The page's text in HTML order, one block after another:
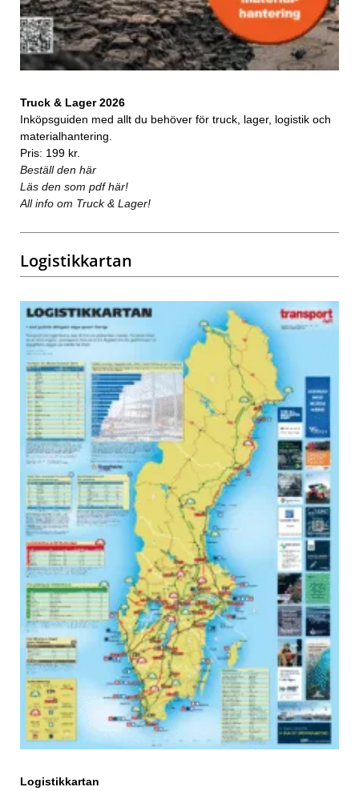
Truck & Lager 2026
Inköpsguiden med allt du behöver för truck, lager, logistik och
materialhantering.
Pris: 199 kr.
Beställ den här
Läs den som pdf här!
All info om Truck & Lager!
Logistikkartan
Logistikkartan